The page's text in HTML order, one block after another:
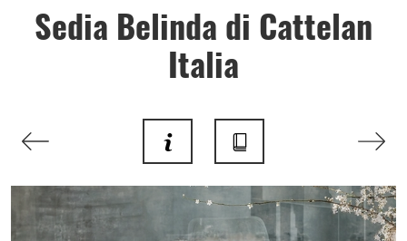
Sedia Belinda di Cattelan
Italia